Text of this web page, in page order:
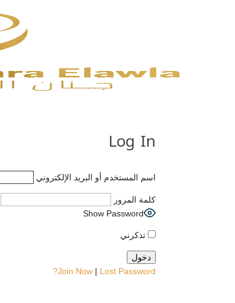
Log In
اسم المستخدم أو البريد الإلكتروني
كلمة المرور
Show Password
تذكرني
Join Now | Lost Password?